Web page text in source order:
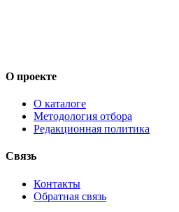
О проекте
О каталоге
Методология отбора
Редакционная политика
Связь
Контакты
Обратная связь